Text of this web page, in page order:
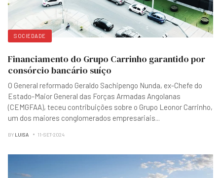
SOCIEDADE
Financiamento do Grupo Carrinho garantido por
consórcio bancário suíço
O General reformado Geraldo Sachipengo Nunda, ex-Chefe do
Estado-Maior General das Forças Armadas Angolanas
(CEMGFAA), teceu contribuições sobre o Grupo Leonor Carrinho,
um dos maiores conglomerados empresariais
BY LUISA 11-SET-2024